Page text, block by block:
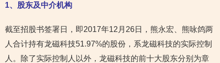
1、股东及中介机构
截至招股书签署日，即2017年12月26日，熊永宏、熊咏鸽两
人合计持有龙磁科技51.97%的股份，系龙磁科技的实际控制
人。除了实际控制人以外，龙磁科技的前十大股东分别为章